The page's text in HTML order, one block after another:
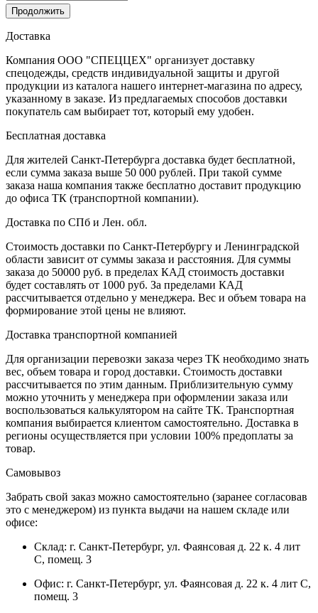
Продолжить
Доставка
Компания ООО "СПЕЦЦЕХ" организует доставку
спецодежды, средств индивидуальной защиты и другой
продукции из каталога нашего интернет-магазина по адресу,
указанному в заказе. Из предлагаемых способов доставки
покупатель сам выбирает тот, который ему удобен.
Бесплатная доставка
Для жителей Санкт-Петербурга доставка будет бесплатной,
если сумма заказа выше 50 000 рублей. При такой сумме
заказа наша компания также бесплатно доставит продукцию
до офиса ТК (транспортной компании).
Доставка по СПб и Лен. обл.
Стоимость доставки по Санкт-Петербургу и Ленинградской
области зависит от суммы заказа и расстояния. Для суммы
заказа до 50000 руб. в пределах КАД стоимость доставки
будет составлять от 1000 руб. За пределами КАД
рассчитывается отдельно у менеджера. Вес и объем товара на
формирование этой цены не влияют.
Доставка транспортной компанией
Для организации перевозки заказа через ТК необходимо знать
вес, объем товара и город доставки. Стоимость доставки
рассчитывается по этим данным. Приблизительную сумму
можно уточнить у менеджера при оформлении заказа или
воспользоваться калькулятором на сайте ТК. Транспортная
компания выбирается клиентом самостоятельно. Доставка в
регионы осуществляется при условии 100% предоплаты за
товар.
Самовывоз
Забрать свой заказ можно самостоятельно (заранее согласовав
это с менеджером) из пункта выдачи на нашем складе или
офисе:
Склад: г. Санкт-Петербург, ул. Фаянсовая д. 22 к. 4 лит
С, помещ. 3
Офис: г. Санкт-Петербург, ул. Фаянсовая д. 22 к. 4 лит С,
помещ. 3